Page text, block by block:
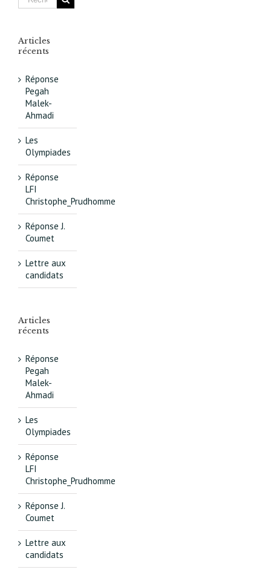
Articles
récents
Réponse
Pegah
Malek-
Ahmadi
Les
Olympiades
Réponse
LFI
Christophe_Prudhomme
Réponse J.
Coumet
Lettre aux
candidats
Articles
récents
Réponse
Pegah
Malek-
Ahmadi
Les
Olympiades
Réponse
LFI
Christophe_Prudhomme
Réponse J.
Coumet
Lettre aux
candidats